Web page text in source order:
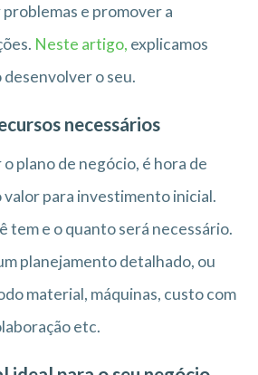
e promover a
Neste artigo, explicamos
o seu.
necessários
plano de negócio, é hora de
valor para investimento inicial.
tem e o quanto será necessário.
planejamento detalhado, ou
material, máquinas, custo com
etc.